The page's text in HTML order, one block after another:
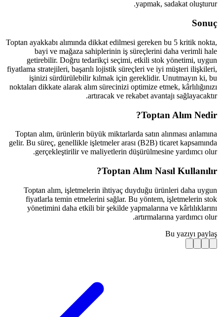
Toptan ayakkabı alımında dikkat
bayi ve mağaza
getirebilir. Doğru tedarikçi
fiyatlama stratejileri, başarılı lojistik
işinizi sürdürülebilir kılmak
noktaları dikkate alarak alım
artıracak
Toptan alım, ürünlerin büyük
gelir. Bu süreç, genellikle işletmeler
gerçekleştirilir ve
Toptan alım, işletmelerin
fiyatlarla temin etmelerini
yönetimini daha etkili bir